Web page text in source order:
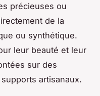
précieuses ou
de la
ou synthétique.
leur beauté et leur
sur des
artisanaux.